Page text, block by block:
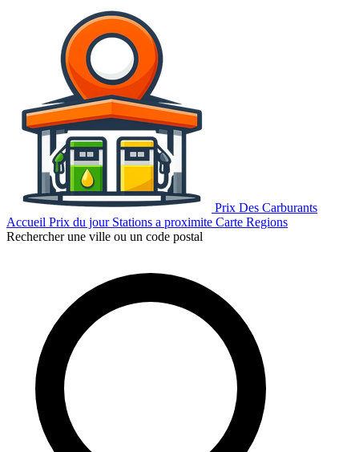
Prix Des Carburants
Accueil Prix du jour Stations a proximite Carte Regions
Rechercher une ville ou un code postal